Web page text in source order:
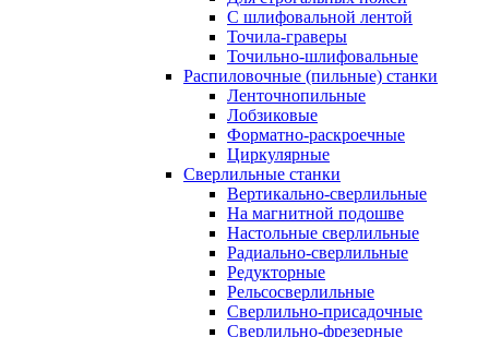
С шлифовальной лентой
Точила-граверы
Точильно-шлифовальные
Распиловочные (пильные) станки
Ленточнопильные
Лобзиковые
Форматно-раскроечные
Циркулярные
Сверлильные станки
Вертикально-сверлильные
На магнитной подошве
Настольные сверлильные
Радиально-сверлильные
Редукторные
Рельсосверлильные
Сверлильно-присадочные
Сверлильно-фрезерные